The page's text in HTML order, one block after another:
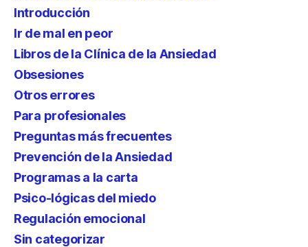
Introducción
Ir de mal en peor
Libros de la Clínica de la Ansiedad
Obsesiones
Otros errores
Para profesionales
Preguntas más frecuentes
Prevención de la Ansiedad
Programas a la carta
Psico-lógicas del miedo
Regulación emocional
Sin categorizar